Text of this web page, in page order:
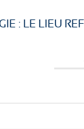
i
r
i
r
: LE LIEU